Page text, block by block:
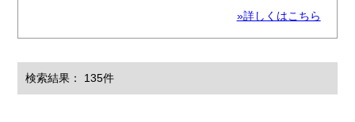
»詳しくはこちら
検索結果： 135件